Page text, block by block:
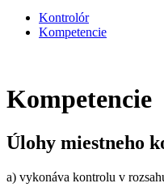
Kontrolór
Kompetencie
Kompetencie
Úlohy miestneho
a) vykonáva kontrolu v